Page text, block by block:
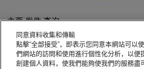
主页 发件 查询
联系支持部门
问题解答，提示和建议
常见问题
同意資料收集和傳輸
點擊“全部接受”，即表示您同意本網站可
們網站的訪問和使用進行個性化分析，以
創建個人資料，使我們能夠使我們的服務